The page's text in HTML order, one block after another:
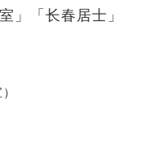
」「长春居士」